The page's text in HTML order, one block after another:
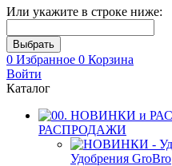
Или укажите в строке ниже:
0 Избранное 0 Корзина
Войти
Каталог
РАСПРОДАЖИ
Удобрения GroBro